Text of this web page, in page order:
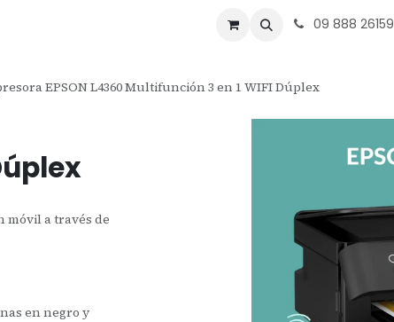
09 888 26159
EPSON L4360 Multifunción 3 en 1 WIFI Dúplex
móvil a través de
en negro y